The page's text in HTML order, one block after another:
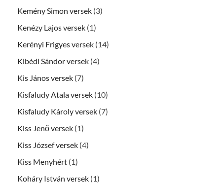
Kemény Simon versek (3)
Kenézy Lajos versek (1)
Kerényi Frigyes versek (14)
Kibédi Sándor versek (4)
Kis János versek (7)
Kisfaludy Atala versek (10)
Kisfaludy Károly versek (7)
Kiss Jenő versek (1)
Kiss József versek (4)
Kiss Menyhért (1)
Koháry István versek (1)